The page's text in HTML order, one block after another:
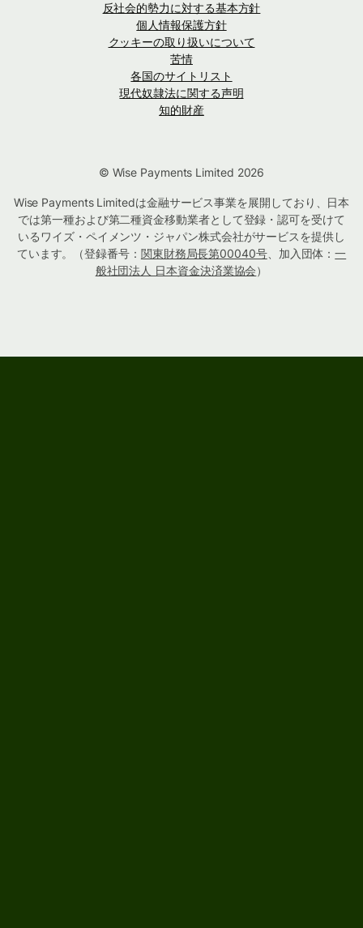
反社会的勢力に対する基本方針
個人情報保護方針
クッキーの取り扱いについて
苦情
各国のサイトリスト
現代奴隷法に関する声明
知的財産
© Wise Payments Limited 2026
Wise Payments Limitedは金融サービス事業を展開しており、日本
では第一種および第二種資金移動業者として登録・認可を受けて
いるワイズ・ペイメンツ・ジャパン株式会社がサービスを提供し
ています。（登録番号： 関東財務局長第00040号、加入団体：一
般社団法人 日本資金決済業協会）